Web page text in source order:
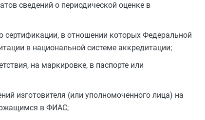
сведений о периодической оценке в
сертификации, в отношении которых Федеральной
в национальной системе аккредитации;
на маркировке, в паспорте или
изготовителя (или уполномоченного лица) на
в ФИАС;